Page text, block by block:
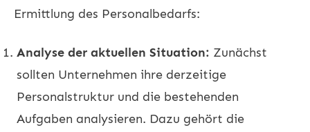
Ermittlung des Personalbedarfs:
Analyse der aktuellen Situation: Zunächst
sollten Unternehmen ihre derzeitige
Personalstruktur und die bestehenden
Aufgaben analysieren. Dazu gehört die